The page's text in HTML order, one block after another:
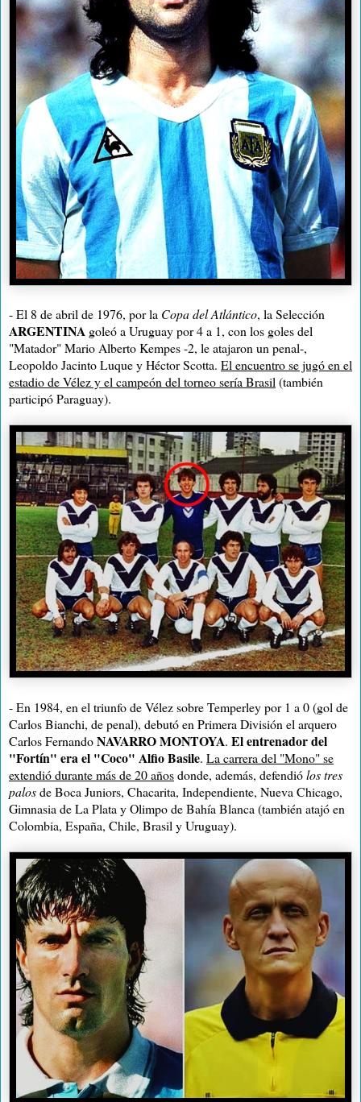
- El 8 de abril de 1976, por la Copa del Atlántico, la Selección
ARGENTINA goleó a Uruguay por 4 a 1, con los goles del
"Matador" Mario Alberto Kempes -2, le atajaron un penal-,
Leopoldo Jacinto Luque y Héctor Scotta. El encuentro se jugó en el
estadio de Vélez y el campeón del torneo sería Brasil(también
participó Paraguay).
- En 1984, en el triunfo de Vélez sobre Temperley por 1 a 0 (gol de
Carlos Bianchi, de penal), debutó en Primera División el arquero
Carlos FernandoNAVARRO MONTOYA. El entrenador del
"Fortín" era el "Coco" Alfio Basile. La carrera del "Mono" se
extendió durante más de 20 añosdonde, además, defendiólos tres
palosde Boca Juniors, Chacarita, Independiente, Nueva Chicago,
Gimnasia de La Plata y Olimpo de Bahía Blanca (también atajó en
Colombia, España, Chile, Brasil y Uruguay).